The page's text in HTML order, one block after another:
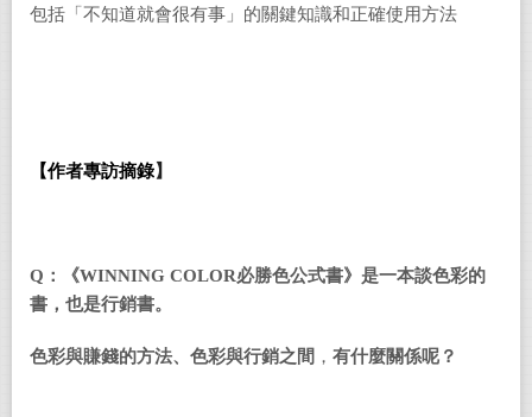
包括「不知道就會很有事」的關鍵知識和正確使用方法
【作者專訪摘錄】
Q ：《WINNING COLOR必勝色公式書》是一本談色彩的
書，也是行銷書。
色彩與賺錢的方法、色彩與行銷之間 ， 有什麼關係呢？